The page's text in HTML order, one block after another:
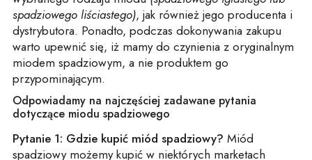
spadziowego liściastego), jak również jego producenta i
dystrybutora. Ponadto, podczas dokonywania zakupu
warto upewnić się, iż mamy do czynienia z oryginalnym
miodem spadziowym, a nie produktem go
przypominającym.
Odpowiadamy na najczęściej zadawane pytania
dotyczące miodu spadziowego
Pytanie 1: Gdzie kupić miód spadziowy? Miód
spadziowy możemy kupić w niektórych marketach